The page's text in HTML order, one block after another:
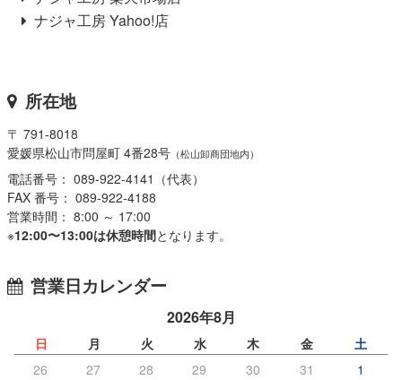
ナジャ工房 Yahoo!店
所在地
〒 791-8018
愛媛県松山市問屋町 4番28号 （松山卸商団地内）
電話番号： 089-922-4141（代表）
FAX 番号： 089-922-4188
営業時間： 8:00 ～ 17:00
※12:00〜13:00は休憩時間となります。
営業日カレンダー
2026年8月
日 月 火 水 木 金
土
26
27 28 29 30 31
1